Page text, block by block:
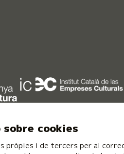
cookies
pròpies i de tercers per al